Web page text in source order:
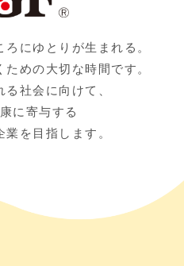
ろにゆとりが生まれる。
めの大切な時間です。
る社会に向けて、
に寄与する
を目指します。